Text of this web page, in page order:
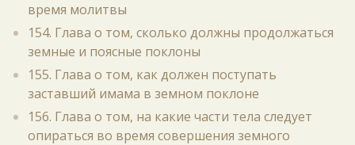
время молитвы
154. Глава о том, сколько должны продолжаться
земные и поясные поклоны
155. Глава о том, как должен поступать
заставший имама в земном поклоне
156. Глава о том, на какие части тела следует
опираться во время совершения земного